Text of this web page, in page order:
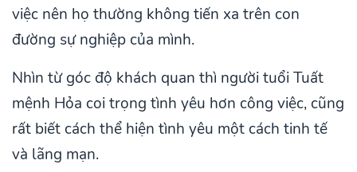
việc nên họ thường không tiến xa trên con
đường sự nghiệp của mình.
Nhìn từ góc độ khách quan thì người tuổi Tuất
mệnh Hỏa coi trọng tình yêu hơn công việc, cũng
rất biết cách thể hiện tình yêu một cách tinh tế
và lãng mạn.